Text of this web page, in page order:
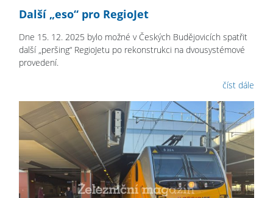
Další „eso“ pro RegioJet
Dne 15. 12. 2025 bylo možné v Českých Budějovicích spatřit
další „peršing“ RegioJetu po rekonstrukci na dvousystémové
provedení.
číst dále